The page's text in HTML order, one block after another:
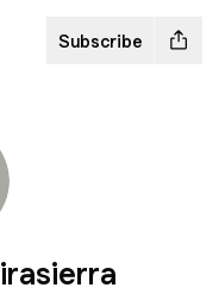
Subscribe